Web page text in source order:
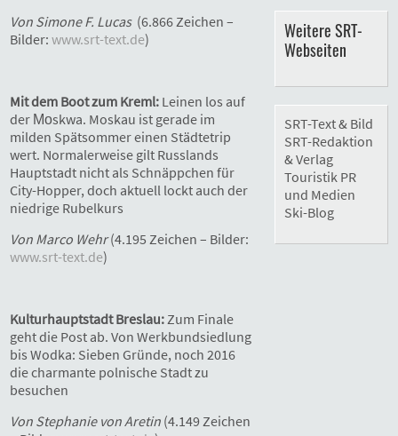
Von Simone F. Lucas(6.866 Zeichen –
Bilder:www.srt-text.de)
Mit dem Boot zum Kreml: Leinen los auf
der Моskwa. Moskau ist gerade im
milden Spätsommer einen Städtetrip
wert. Normalerweise gilt Russlands
Hauptstadt nicht als Schnäppchen für
City-Hopper, doch aktuell lockt auch der
niedrige Rubelkurs
Von Marco Wehr(4.195 Zeichen – Bilder:
www.srt-text.de)
Kulturhauptstadt Breslau: Zum Finale
geht die Post ab. Von Werkbundsiedlung
bis Wodka: Sieben Gründe, noch 2016
die charmante polnische Stadt zu
besuchen
Von Stephanie von Aretin (4.149 Zeichen
Weitere SRT-
Webseiten
SRT-Text & Bild
SRT-Redaktion
& Verlag
Touristik PR
und Medien
Ski-Blog